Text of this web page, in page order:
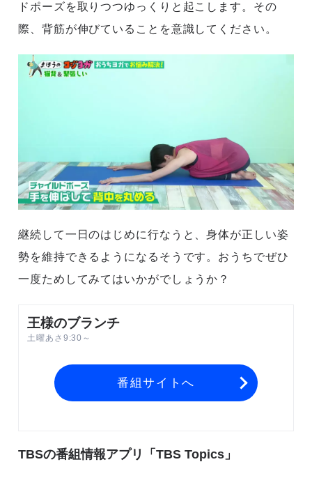
ドポーズを取りつつゆっくりと起こします。その
際、背筋が伸びていることを意識してください。
継続して一日のはじめに行なうと、身体が正しい姿
勢を維持できるようになるそうです。おうちでぜひ
一度ためしてみてはいかがでしょうか？
王様のブランチ
土曜あさ9:30～
番組サイトへ
TBSの番組情報アプリ「TBS Topics」